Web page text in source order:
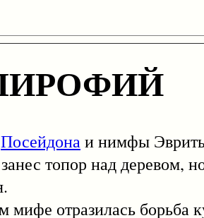
Посейдонаи нимфы
топор над деревом,
отразилась борьба